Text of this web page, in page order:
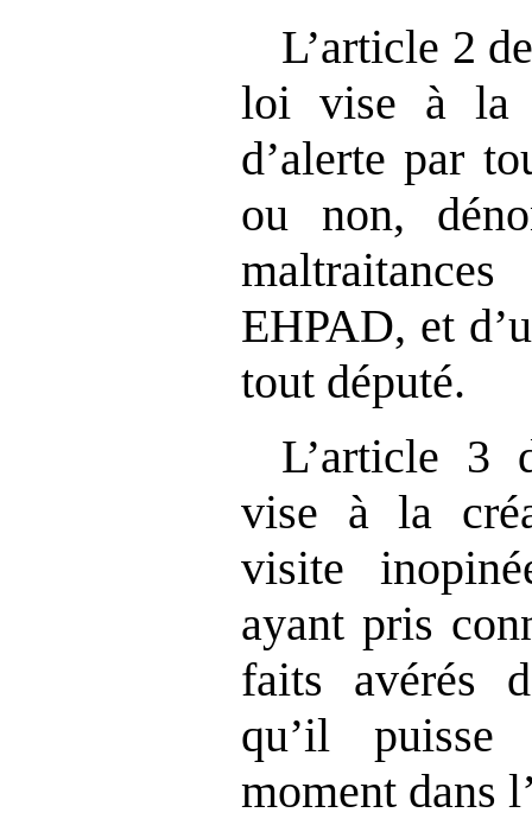
L’article 2
loi vise à la
d’alerte par
ou non,
EHPAD, et
tout député.
L’article 3
vise à la
visite
ayant pris
faits avérés
qu’il
moment dans